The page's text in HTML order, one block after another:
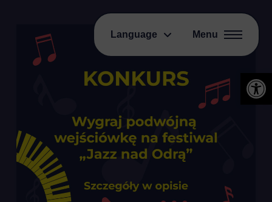
Language Menu